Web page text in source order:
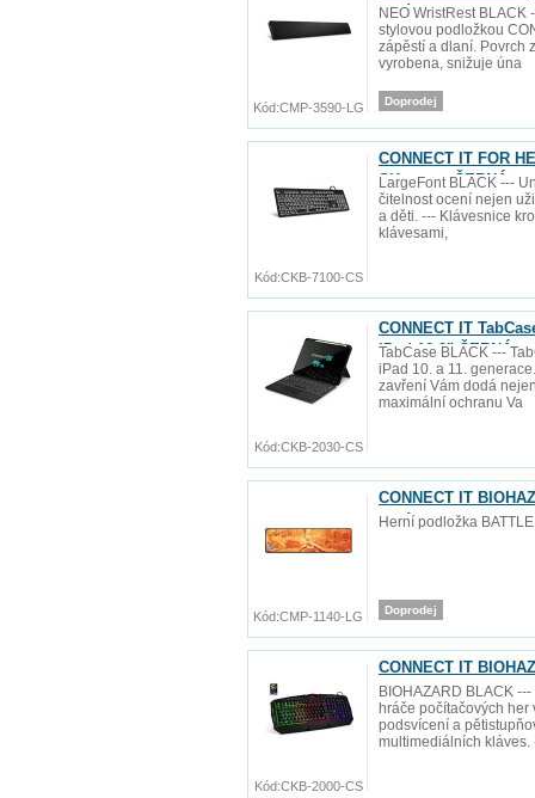
mm)
NEO WristRest
stylovou podložkou
zápěstí a dlaní. Povrch
vyrobena, snižuje úna
Doprodej
Kód:CMP-3590-LG
CONNECT IT FOR
SK verze, ČERNÁ
LargeFont BLACK ---
čitelnost ocení nejen
a děti. --- Klávesnice
klávesami,
Kód:CKB-7100-CS
CONNECT IT
iPad 10.9" ČERNÁ
TabCase BLACK ---
iPad 10. a 11.
zavření Vám dodá
maximální ochranu Va
Kód:CKB-2030-CS
CONNECT IT
mm)
Herní podložka
Doprodej
Kód:CMP-1140-LG
CONNECT IT
BIOHAZARD BLACK
hráče počítačových
podsvícení a
multimediálních kláves.
Kód:CKB-2000-CS